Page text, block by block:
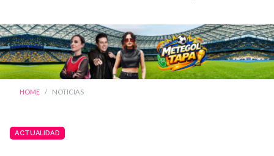
HOME NOTICIAS
ACTUALIDAD